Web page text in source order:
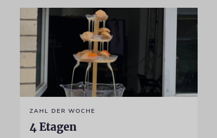
ZAHL DER WOCHE
4 Etagen